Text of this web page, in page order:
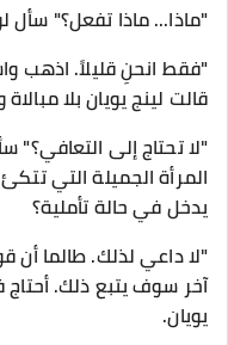
"ماذا... ماذا تفعل؟" سأل
"فقط انحنِ قليلاً. اذهب
قالت لينج يويان بلا
"لا تحتاج إلى
المرأة الجميلة التي
يدخل في حالة تأملية؟
"لا داعي لذلك. طالما
آخر سوف يتبع ذلك. أحتاج
يويان.